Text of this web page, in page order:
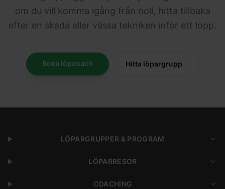
om du vill komma igång från noll, hitta tillbaka
efter en skada eller vässa tekniken inför ett lopp.
Boka löpcoach Hitta löpargrupp
LÖPARGRUPPER & PROGRAM
LÖPARRESOR
COACHING